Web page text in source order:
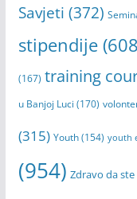
Savjeti (372)
stipendije
(167) training
u Banjoj Luci (170)
(315) Youth(154) youth
(954) Zdravo da ste